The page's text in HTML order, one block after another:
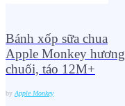
Bánh xốp sữa chua
Apple Monkey hương
chuối, táo 12M+
by Apple Monkey